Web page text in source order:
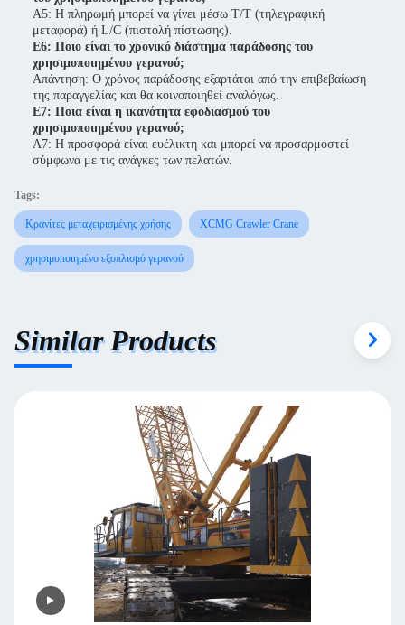
Α5: Η πληρωμή μπορεί να γίνει μέσω T/T (τηλεγραφική
μεταφορά) ή L/C (πιστολή πίστωσης).
Ε6: Ποιο είναι το χρονικό διάστημα παράδοσης του
χρησιμοποιημένου γερανού;
Απάντηση: Ο χρόνος παράδοσης εξαρτάται από την επιβεβαίωση
της παραγγελίας και θα κοινοποιηθεί αναλόγως.
Ε7: Ποια είναι η ικανότητα εφοδιασμού του
χρησιμοποιημένου γερανού;
Α7: Η προσφορά είναι ευέλικτη και μπορεί να προσαρμοστεί
σύμφωνα με τις ανάγκες των πελατών.
Tags:
Κρανίτες μεταχειρισμένης χρήσης XCMG Crawler Crane
χρησιμοποιημένο εξοπλισμό γερανού
Similar Products